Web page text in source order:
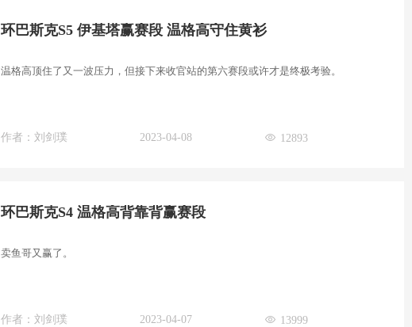
环巴斯克S5 伊基塔赢赛段 温格高守住黄衫
温格高顶住了又一波压力，但接下来收官站的第六赛段或许才是终极考验。
作者：刘剑璞 2023-04-08 12893
环巴斯克S4 温格高背靠背赢赛段
卖鱼哥又赢了。
作者：刘剑璞 2023-04-07 13999